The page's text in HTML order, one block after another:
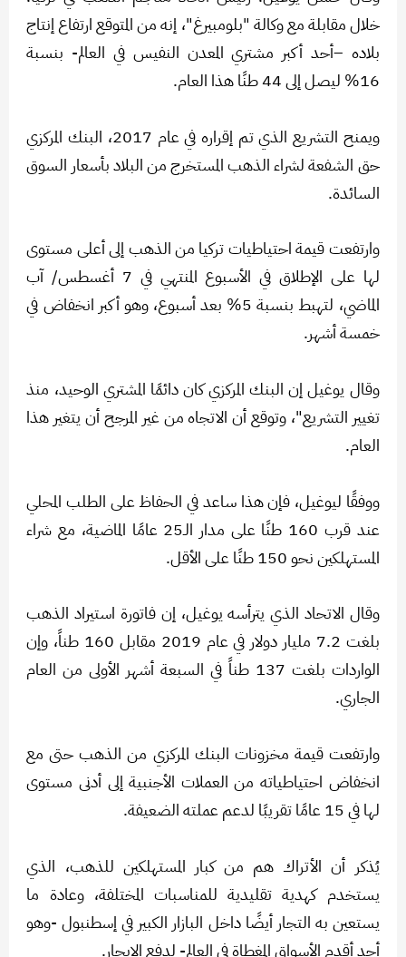
خلال مقابلة مع وكالة "بلومبيرغ"، إنه من المتوقع ارتفاع إنتاج
بلاده –أحد أكبر مشتري المعدن النفيس في العالم- بنسبة
16% ليصل إلى 44 طنًا هذا العام.
ويمنح التشريع الذي تم إقراره في عام 2017، البنك المركزي
حق الشفعة لشراء الذهب المستخرج من البلاد بأسعار السوق
السائدة.
وارتفعت قيمة احتياطيات تركيا من الذهب إلى أعلى مستوى
لها على الإطلاق في الأسبوع المنتهي في 7 أغسطس/ آب
الماضي، لتهبط بنسبة 5% بعد أسبوع، وهو أكبر انخفاض في
خمسة أشهر.
وقال يوغيل إن البنك المركزي كان دائمًا المشتري الوحيد، منذ
تغيير التشريع"، وتوقع أن الاتجاه من غير المرجح أن يتغير هذا
العام.
ووفقًا ليوغيل، فإن هذا ساعد في الحفاظ على الطلب المحلي
عند قرب 160 طنًا على مدار الـ25 عامًا الماضية، مع شراء
المستهلكين نحو 150 طنًا على الأقل.
وقال الاتحاد الذي يترأسه يوغيل، إن فاتورة استيراد الذهب
بلغت 7.2 مليار دولار في عام 2019 مقابل 160 طناً، وإن
الواردات بلغت 137 طناً في السبعة أشهر الأولى من العام
الجاري.
وارتفعت قيمة مخزونات البنك المركزي من الذهب حتى مع
انخفاض احتياطياته من العملات الأجنبية إلى أدنى مستوى
لها في 15 عامًا تقريبًا لدعم عملته الضعيفة.
يُذكر أن الأتراك هم من كبار المستهلكين للذهب، الذي
يستخدم كهدية تقليدية للمناسبات المختلفة، وعادة ما
يستعين به التجار أيضًا داخل البازار الكبير في إسطنبول -وهو
أحد أقدم الأسواق المغطاة في العالم- لدفع الإيجار.